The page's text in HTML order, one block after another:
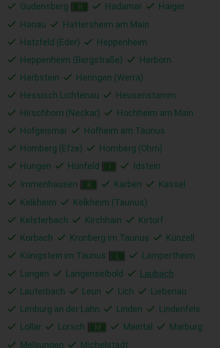
Gudensberg
H Hadamar
Haiger
Hanau
Hattersheim am Main
Hatzfeld (Eder)
Heppenheim
Heppenheim (Bergstraße)
Herborn
Herbstein
Heringen (Werra)
Hessisch Lichtenau
Heusenstamm
Hirschhorn (Neckar)
Hochheim am Main
Hofgeismar
Hofheim am Taunus
Homberg (Efze)
Homberg (Ohm)
Hungen
Hünfeld
Idstein
Immenhausen
K Karben
Kassel
Kelkheim
Kelkheim (Taunus)
Kelsterbach
Kirchhain
Kirtorf
Korbach
Kronberg im Taunus
Künzell
Königstein im Taunus
Lampertheim
Langen
Langenselbold
Laubach
Lauterbach
Leun Lich
Liebenau
Limburg an der Lahn
Linden
Lindenfels
Lollar
Lorsch M Maintal
Marburg
Melsungen
Michelstadt